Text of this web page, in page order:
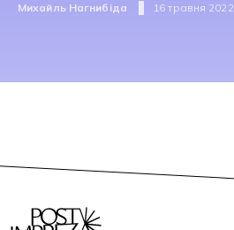
Михайль Нагнибіда 16 травня 2022